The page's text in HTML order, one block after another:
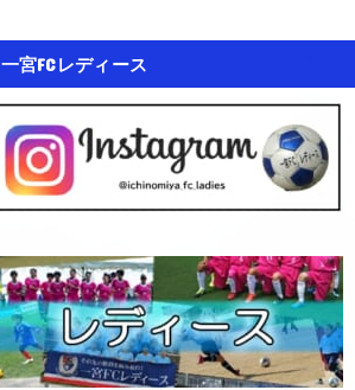
一宮FCレディース